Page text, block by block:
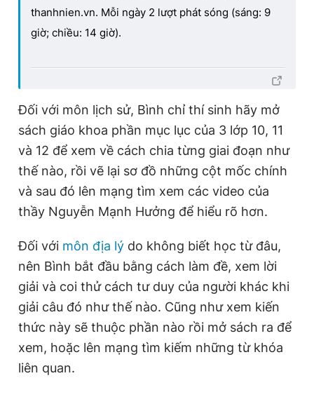
thanhnien.vn. Mỗi ngày 2 lượt phát sóng (sáng: 9
giờ; chiều: 14 giờ).
Đối với môn lịch sử, Bình chỉ thí sinh hãy mở
sách giáo khoa phần mục lục của 3 lớp 10, 11
và 12 để xem về cách chia từng giai đoạn như
thế nào, rồi vẽ lại sơ đồ những cột mốc chính
và sau đó lên mạng tìm xem các video của
thầy Nguyễn Mạnh Hưởng để hiểu rõ hơn.
Đối với môn địa lý do không biết học từ đâu,
nên Bình bắt đầu bằng cách làm đề, xem lời
giải và coi thử cách tư duy của người khác khi
giải câu đó như thế nào. Cũng như xem kiến
thức này sẽ thuộc phần nào rồi mở sách ra để
xem, hoặc lên mạng tìm kiếm những từ khóa
liên quan.